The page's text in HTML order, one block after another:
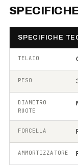
SPECIFICHE
TELAIO
PESO
DIAMETRO
RUOTE
FORCELLA
AMMORTIZZATORE